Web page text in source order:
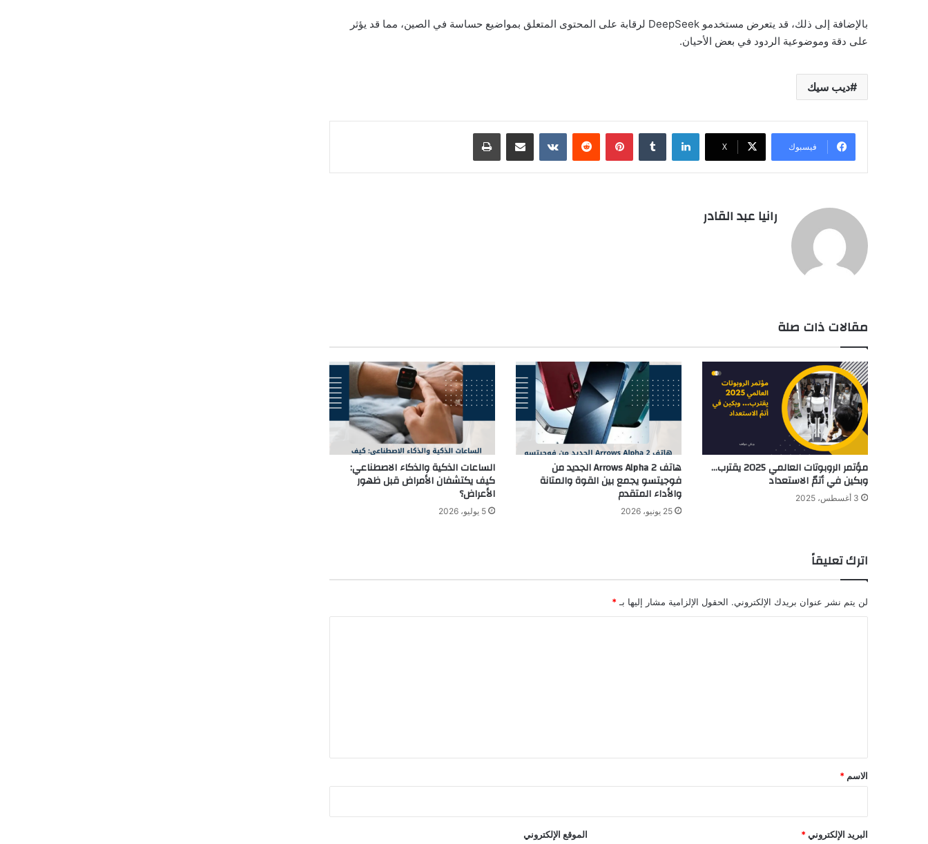
بالإضافة إلى ذلك، قد يتعرض مستخدمو DeepSeek لرقابة على المحتوى المتعلق بمواضيع حساسة في الصين، مما قد يؤثر
على دقة وموضوعية الردود في بعض الأحيان.
ديب سيك
فيسبوك ‫X
لينكدإن بينتيريست مشاركة عبر البريد طباعة
رانيا عبد القادر
مقالات ذات صلة
مؤتمر الروبوتات العالمي 2025 يقترب…
وبكين في أتمّ الاستعداد
3 أغسطس، 2025
هاتف Arrows Alpha 2 الجديد من
فوجيتسو يجمع بين القوة والمتانة
والأداء المتقدم
25 يونيو، 2026
الساعات الذكية والذكاء الاصطناعي:
كيف يكتشفان الأمراض قبل ظهور
الأعراض؟
5 يوليو، 2026
اترك تعليقاً
لن يتم نشر عنوان بريدك الإلكتروني. الحقول الإلزامية مشار إليها بـ *
*
الاسم *
البريد الإلكتروني * الموقع الإلكتروني